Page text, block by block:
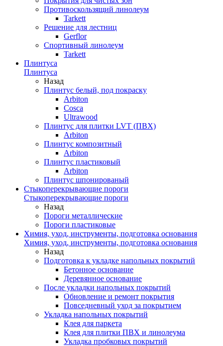
Противоскользящий линолеум
Tarkett
Решение для лестниц
Gerflor
Спортивный линолеум
Tarkett
Плинтуса
Плинтуса
Назад
Плинтус белый, под покраску
Arbiton
Cosca
Ultrawood
Плинтус для плитки LVT (ПВХ)
Arbiton
Плинтус композитный
Arbiton
Плинтус пластиковый
Arbiton
Плинтус шпонированый
Стыкоперекрывающие пороги
Стыкоперекрывающие пороги
Назад
Пороги металлические
Пороги пластиковые
Химия, уход, инструменты, подготовка основания
Химия, уход, инструменты, подготовка основания
Назад
Подготовка к укладке напольных покрытий
Бетонное основание
Деревянное основание
После укладки напольных покрытий
Обновление и ремонт покрытия
Повседневный уход за покрытием
Укладка напольных покрытий
Клея для паркета
Клея для плитки ПВХ и линолеума
Укладка пробковых покрытий